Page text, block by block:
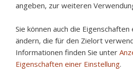
angeben, zur weiteren
Sie können auch die
ändern, die für den Zielort
Informationen finden Sie unter
Eigenschaften einer Einstellung.